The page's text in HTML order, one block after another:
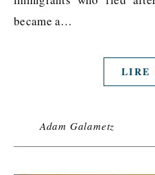
became a…
LIRE
Adam Galametz